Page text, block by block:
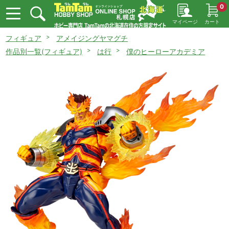
マイページ カート
0
フィギュア
アメイジングヤマグチ
作品別一覧(フィギュア)
は行 僕のヒーローアカデミア